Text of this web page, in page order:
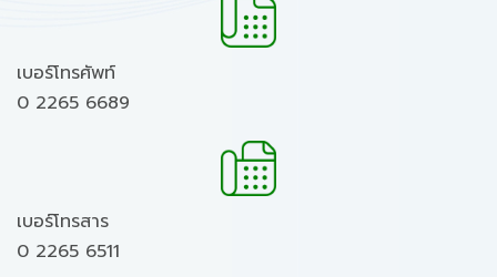
เบอร์โทรศัพท์
0 2265 6689
เบอร์โทรสาร
0 2265 6511